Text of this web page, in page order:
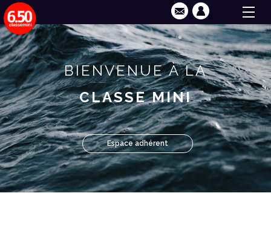
BIENVENUE À LA
CLASSE MINI
Espace adhérent